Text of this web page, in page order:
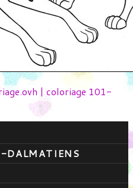
| coloriage 101-
DALMATIENS